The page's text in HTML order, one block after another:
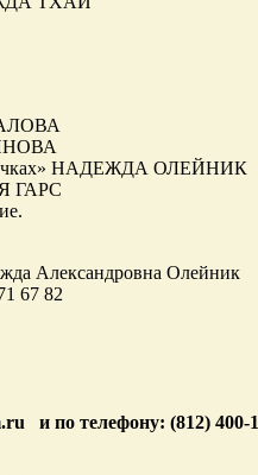
НАДЕЖДА ОЛЕЙНИК
ГАРС
Александровна Олейник
67 82
и по телефону: (812) 400-